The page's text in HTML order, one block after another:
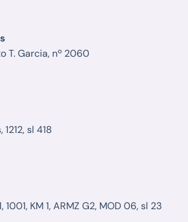
T. Garcia, nº 2060
sl 418
1001, KM 1, ARMZ G2, MOD 06, sl 23